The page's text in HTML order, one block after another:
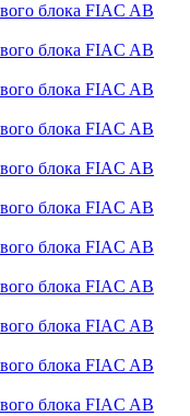
блока FIAC AB
блока FIAC AB
блока FIAC AB
блока FIAC AB
блока FIAC AB
блока FIAC AB
блока FIAC AB
блока FIAC AB
блока FIAC AB
блока FIAC AB
блока FIAC AB